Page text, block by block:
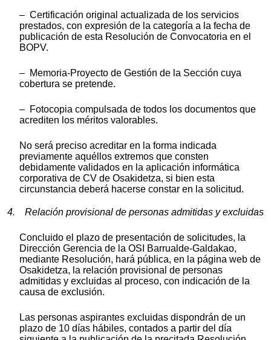
– Certificación original actualizada de los servicios
prestados, con expresión de la categoría a la fecha de
publicación de esta Resolución de Convocatoria en el
BOPV.
– Memoria-Proyecto de Gestión de la Sección cuya
cobertura se pretende.
– Fotocopia compulsada de todos los documentos que
acrediten los méritos valorables.
No será preciso acreditar en la forma indicada
previamente aquéllos extremos que consten
debidamente validados en la aplicación informática
corporativa de CV de Osakidetza, si bien esta
circunstancia deberá hacerse constar en la solicitud.
4. Relación provisional de personas admitidas y excluidas
Concluido el plazo de presentación de solicitudes, la
Dirección Gerencia de la OSI Barrualde-Galdakao,
mediante Resolución, hará pública, en la página web de
Osakidetza, la relación provisional de personas
admitidas y excluidas al proceso, con indicación de la
causa de exclusión.
Las personas aspirantes excluidas dispondrán de un
plazo de 10 días hábiles, contados a partir del día